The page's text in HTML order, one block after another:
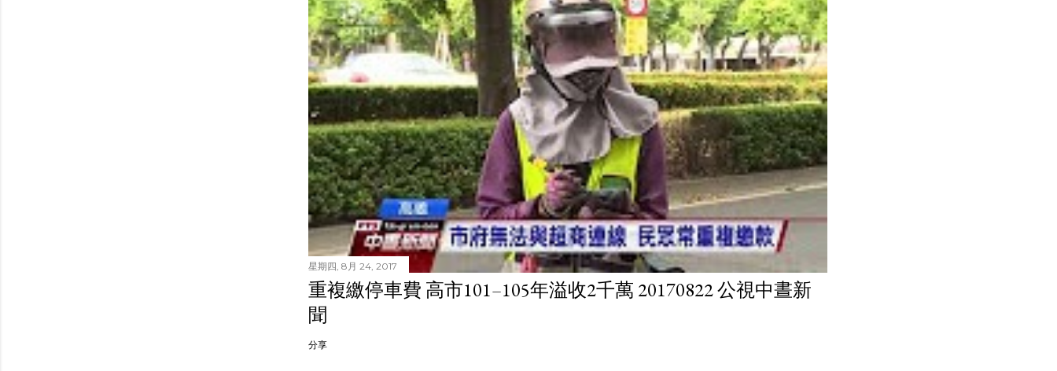
星期四, 8月 24, 2017
重複繳停車費 高市101–105年溢收2千萬 20170822 公視中晝新
聞
分享